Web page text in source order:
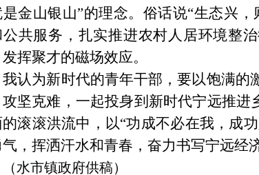
是金山银山”的理念。俗话说“生态兴
公共服务，扎实推进农村人居环境整
挥聚才的磁场效应。
我认为新时代的青年干部，要以饱满的
攻坚克难，一起投身到新时代宁远推进
的滚滚洪流中，以“功成不必在我，成
，挥洒汗水和青春，奋力书写宁远经
（水市镇政府供稿）